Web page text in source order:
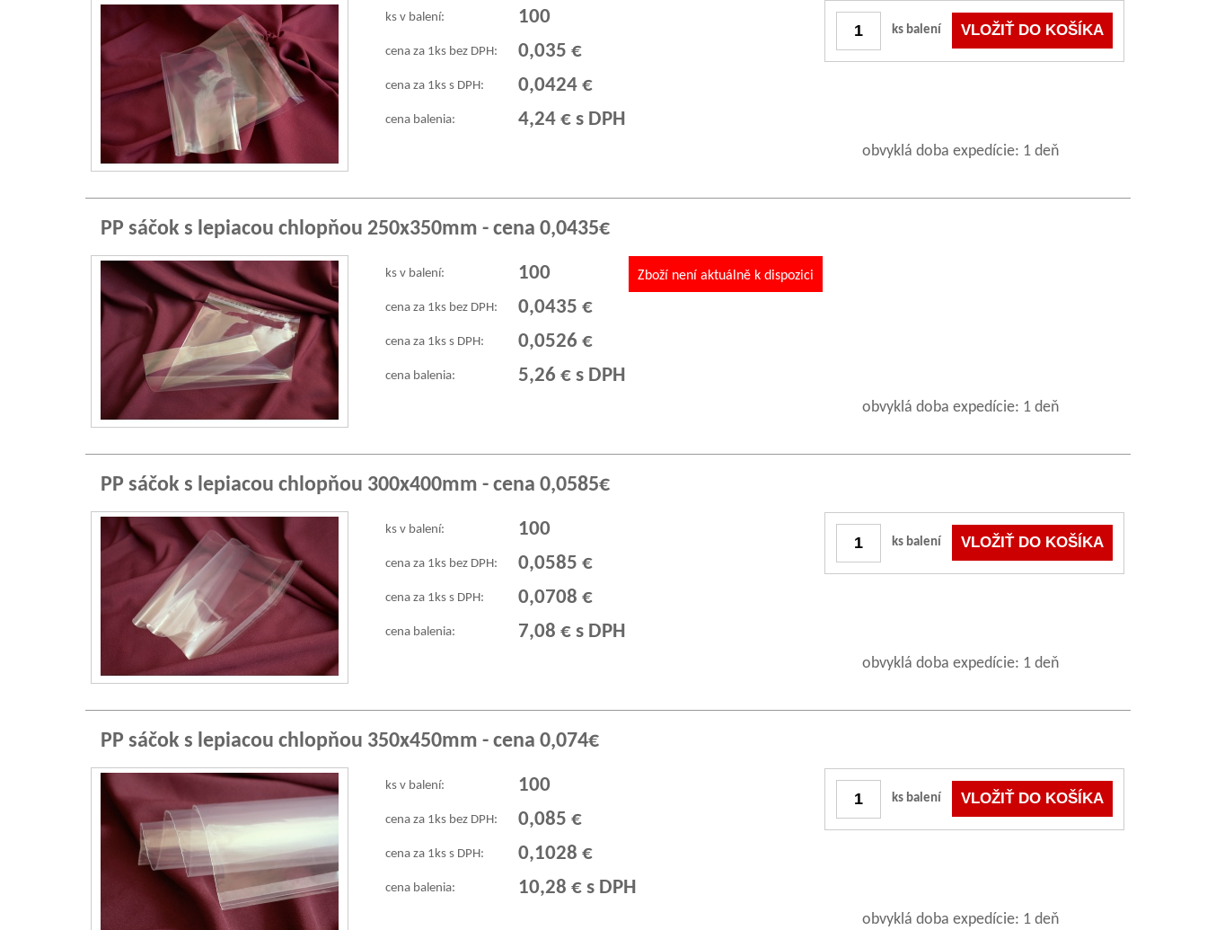
ks v balení: 100
cena za 1ks bez DPH: 0,035 €
cena za 1ks s DPH: 0,0424 €
cena balenia: 4,24 € s DPH
ks balení
obvyklá doba expedície: 1 deň
PP sáčok s lepiacou chlopňou 250x350mm - cena 0,0435€
ks v balení: 100
cena za 1ks bez DPH: 0,0435 €
cena za 1ks s DPH: 0,0526 €
cena balenia: 5,26 € s DPH
Zboží není aktuálně k dispozici
obvyklá doba expedície: 1 deň
PP sáčok s lepiacou chlopňou 300x400mm - cena 0,0585€
ks v balení: 100
cena za 1ks bez DPH: 0,0585 €
cena za 1ks s DPH: 0,0708 €
cena balenia: 7,08 € s DPH
ks balení
obvyklá doba expedície: 1 deň
PP sáčok s lepiacou chlopňou 350x450mm - cena 0,074€
ks v balení: 100
cena za 1ks bez DPH: 0,085 €
cena za 1ks s DPH: 0,1028 €
cena balenia: 10,28 € s DPH
ks balení
obvyklá doba expedície: 1 deň